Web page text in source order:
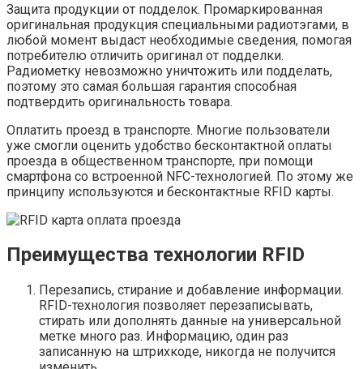
Защита продукции от подделок. Промаркированная
оригинальная продукция специальными радиотэгами, в
любой момент выдаст необходимые сведения, помогая
потребителю отличить оригинал от подделки.
Радиометку невозможно уничтожить или подделать,
поэтому это самая большая гарантия способная
подтвердить оригинальность товара.
Оплатить проезд в транспорте. Многие пользователи
уже смогли оценить удобство бесконтактной оплаты
проезда в общественном транспорте, при помощи
смартфона со встроенной NFC-технологией. По этому же
принципу используются и бесконтактные RFID карты.
Преимущества технологии RFID
Перезапись, стирание и добавление информации.
RFID-технология позволяет перезаписывать,
стирать или дополнять данные на универсальной
метке много раз. Информацию, один раз
записанную на штрихкоде, никогда не получится